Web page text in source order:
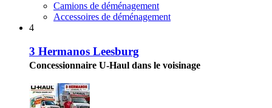
Camions de déménagement
Accessoires de déménagement
4
3 Hermanos Leesburg
Concessionnaire U-Haul dans le voisinage